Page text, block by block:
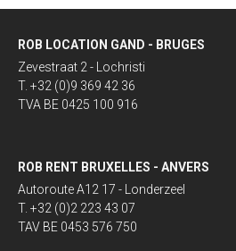
ROB LOCATION GAND - BRUGES
Zevestraat 2 - Lochristi
T. +32 (0)9 369 42 36
TVA BE 0425 100 916
ROB RENT BRUXELLES - ANVERS
Autoroute A12 17 - Londerzeel
T. +32 (0)2 223 43 07
TAV BE 0453 576 750